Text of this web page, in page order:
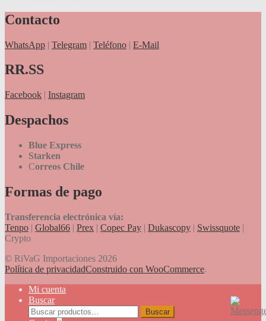
Contacto
WhatsApp | Telegram | Teléfono | E-Mail
RR.SS
Facebook | Instagram
Despachos
Blue Express
Starken
Correos Chile
Formas de pago
Transferencia electrónica vía:
Tenpo | Global66 | Prex | Copec Pay | Dukascopy | Swissquote |
Crypto
© RiVaG Importaciones 2026
Política de privacidadConstruido con WooCommerce.
Mi cuenta
Buscar
Buscar
Buscar